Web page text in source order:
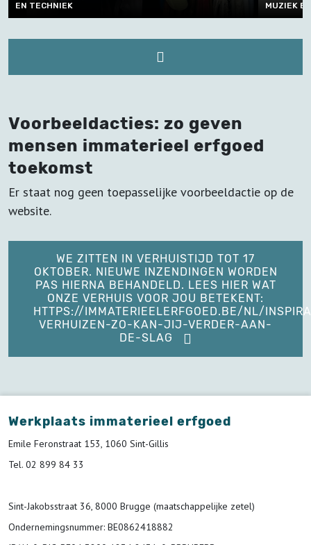
TECHNIEK
MUZIEK EN
Voorbeeldacties: zo geven
mensen immaterieel erfgoed
toekomst
Er staat nog geen toepasselijke voorbeeldactie op de
website.
WE ZITTEN IN VERHUISTIJD TOT 17
OKTOBER. NIEUWE INZENDINGEN WORDEN
PAS HIERNA BEHANDELD. LEES HIER WAT
ONZE VERHUIS VOOR JOU BETEKENT:
HTTPS://IMMATERIEELERFGOED.BE/NL/
VERHUIZEN-ZO-KAN-JIJ-VERDER-AAN-
DE-SLAG
Werkplaats immaterieel erfgoed
Emile Feronstraat 153, 1060 Sint-Gillis
Tel. 02 899 84 33
Sint-Jakobsstraat 36, 8000 Brugge (maatschappelijke zetel)
Ondernemingsnummer: BE0862418882